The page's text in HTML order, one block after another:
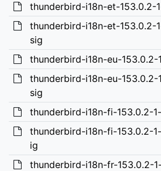
thunderbird-i18n-et-153.0.2-
thunderbird-i18n-et-153.0.2-
sig
thunderbird-i18n-eu-153.0.2-
thunderbird-i18n-eu-153.0.2-
sig
thunderbird-i18n-fi-153.0.2-
thunderbird-i18n-fi-153.0.2-
ig
thunderbird-i18n-fr-153.0.2-